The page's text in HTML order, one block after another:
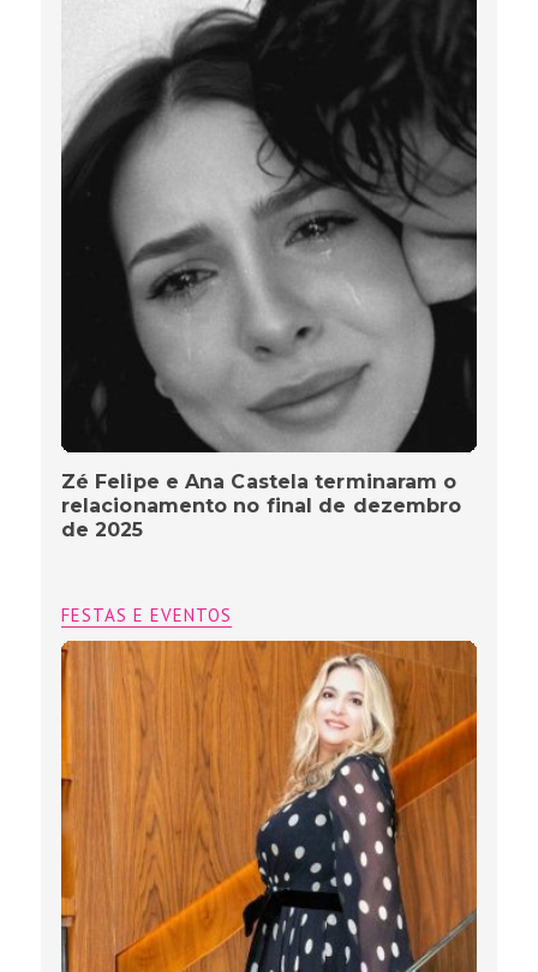
Zé Felipe e Ana Castela terminaram o
relacionamento no final de dezembro
de 2025
FESTAS E EVENTOS